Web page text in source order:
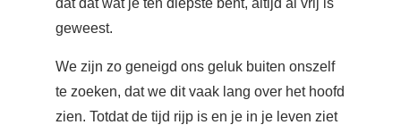
dat dat wat je ten diepste bent, altijd al vrij is
geweest.
We zijn zo geneigd ons geluk buiten onszelf
te zoeken, dat we dit vaak lang over het hoofd
zien. Totdat de tijd rijp is en je in je leven ziet